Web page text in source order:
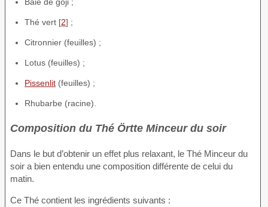
Thé vert [2] ;
Citronnier (feuilles) ;
Lotus (feuilles) ;
Pissenlit (feuilles) ;
Rhubarbe (racine).
Composition du Thé Örtte Minceur du soir
Dans le but d’obtenir un effet plus relaxant, le Thé Minceur du
soir a bien entendu une composition différente de celui du
matin.
Ce Thé contient les ingrédients suivants :